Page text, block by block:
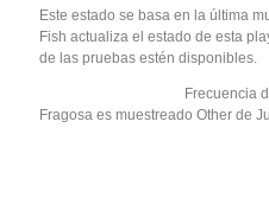
Este estado se basa en la última
Fish actualiza el estado de esta
de las pruebas estén disponibles.
Frecuencia
Fragosa es muestreado Other de